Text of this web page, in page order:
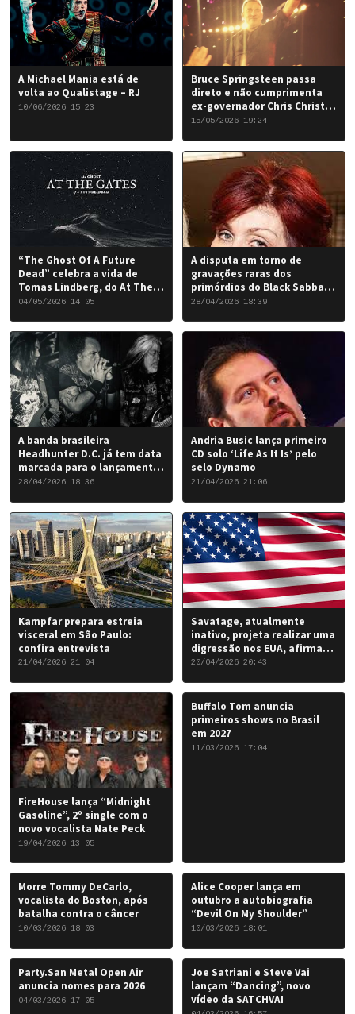
A Michael Mania está de
volta ao Qualistage – RJ
10/06/2026 15:23
Bruce Springsteen passa
direto e não cumprimenta
ex-governador Chris Christie
em Nova York
15/05/2026 19:24
“The Ghost Of A Future
Dead” celebra a vida de
Tomas Lindberg, do At The
Gates
04/05/2026 14:05
A disputa em torno de
gravações raras dos
primórdios do Black Sabbath
chegou a um desfecho
28/04/2026 18:39
A banda brasileira
Headhunter D.C. já tem data
marcada para o lançamento
do seu novo álbum “Rise of
28/04/2026 18:36
Andria Busic lança primeiro
CD solo ‘Life As It Is’ pelo
selo Dynamo
21/04/2026 21:06
Kampfar prepara estreia
visceral em São Paulo:
confira entrevista
21/04/2026 21:04
Savatage, atualmente
inativo, projeta realizar uma
digressão nos EUA, afirma
Chris Caffery
20/04/2026 20:43
FireHouse lança “Midnight
Gasoline”, 2º single com o
novo vocalista Nate Peck
19/04/2026 13:05
Buffalo Tom anuncia
primeiros shows no Brasil
em 2027
11/03/2026 17:04
Morre Tommy DeCarlo,
vocalista do Boston, após
batalha contra o câncer
10/03/2026 18:03
Alice Cooper lança em
outubro a autobiografia
“Devil On My Shoulder”
10/03/2026 18:01
Party.San Metal Open Air
anuncia nomes para 2026
04/03/2026 17:05
Joe Satriani e Steve Vai
lançam “Dancing”, novo
vídeo da SATCHVAI